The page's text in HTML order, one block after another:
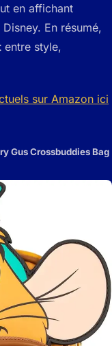
en affichant
En résumé,
entre style,
sur Amazon ici
Gus Crossbuddies Bag